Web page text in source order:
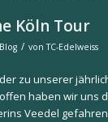
Köln Tour
Blog / vonTC-Edelweiss
zu unserer
haben wir uns
Veedel